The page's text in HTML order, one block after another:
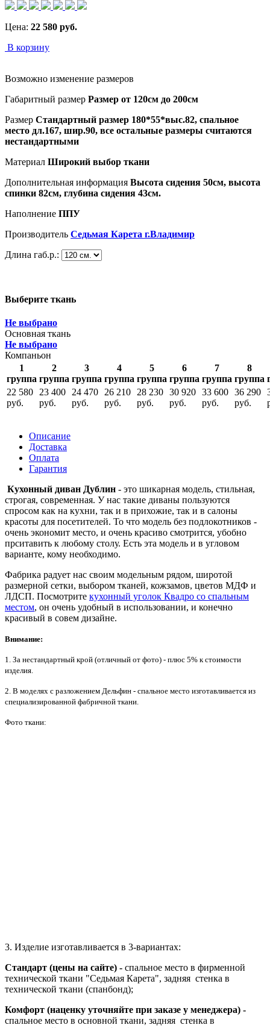
Цена: 22 580 руб.
В корзину
Возможно изменение размеров
Габаритный размер Размер от 120см до 200см
Размер Стандартный размер 180*55*выс.82, спальное
место дл.167, шир.90, все остальные размеры считаются
нестандартными
Материал Широкий выбор ткани
Дополнительная информация Высота сидения 50см, высота
спинки 82см, глубина сидения 43см.
Наполнение ППУ
Производитель Седьмая Карета г.Владимир
Длина габ.р.:
Выберите ткань
Не выбрано
Основная ткань
Не выбрано
Компаньон
1
группа
2
группа
3
группа
4
группа
5
группа
6
группа
7
группа
8
группа
22 580
руб.
23 400
руб.
24 470
руб.
26 210
руб.
28 230
руб.
30 920
руб.
33 600
руб.
36 290
руб.
Описание
Доставка
Оплата
Гарантия
Кухонный диван Дублин - это шикарная модель, стильная,
строгая, современная. У нас такие диваны пользуются
спросом как на кухни, так и в прихожие, так и в салоны
красоты для посетителей. То что модель без подлокотников -
очень экономит место, и очень красиво смотрится, убобно
прситавить к любому столу. Есть эта модель и в угловом
варианте, кому необходимо.
Фабрика радует нас своим модельным рядом, широтой
размерной сетки, выбором тканей, кожзамов, цветов МДФ и
ЛДСП. Посмотрите кухонный уголок Квадро со спальным
местом, он очень удобный в использовании, и конечно
красивый в совем дизайне.
Внимание:
1. За нестандартный крой (отличный от фото) - плюс 5% к стоимости
изделия.
2. В моделях с разложением Дельфин - спальное место изготавливается из
специализированной фабричной ткани.
Фото ткани:
3. Изделие изготавливается в 3-вариантах:
Стандарт (цены на сайте) - спальное место в фирменной
технической ткани "Седьмая Карета", задняя стенка в
технической ткани (спанбонд);
Комфорт (наценку уточняйте при заказе у менеджера) -
спальное место в основной ткани, задняя стенка в